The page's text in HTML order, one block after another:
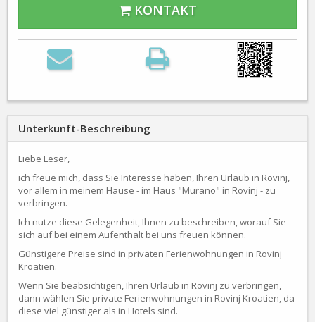
KONTAKT
Unterkunft-Beschreibung
Liebe Leser,
ich freue mich, dass Sie Interesse haben, Ihren Urlaub in Rovinj,
vor allem in meinem Hause - im Haus "Murano" in Rovinj - zu
verbringen.
Ich nutze diese Gelegenheit, Ihnen zu beschreiben, worauf Sie
sich auf bei einem Aufenthalt bei uns freuen können.
Günstigere Preise sind in privaten Ferienwohnungen in Rovinj
Kroatien.
Wenn Sie beabsichtigen, Ihren Urlaub in Rovinj zu verbringen,
dann wählen Sie private Ferienwohnungen in Rovinj Kroatien, da
diese viel günstiger als in Hotels sind.